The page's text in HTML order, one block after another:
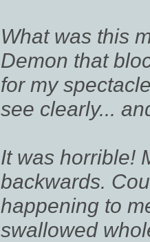
What was this
Demon that
for my
see clearly...
It was horrible!
backwards.
happening to
swallowed